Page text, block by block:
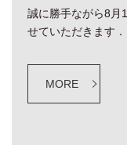
誠に勝手ながら8月
せていただきます
MORE